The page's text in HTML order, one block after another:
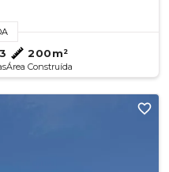
3 200m²
Área Construída